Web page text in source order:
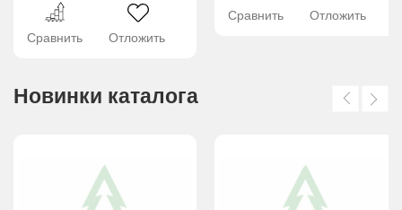
Сравнить Отложить
Сравнить Отложить
Новинки каталога